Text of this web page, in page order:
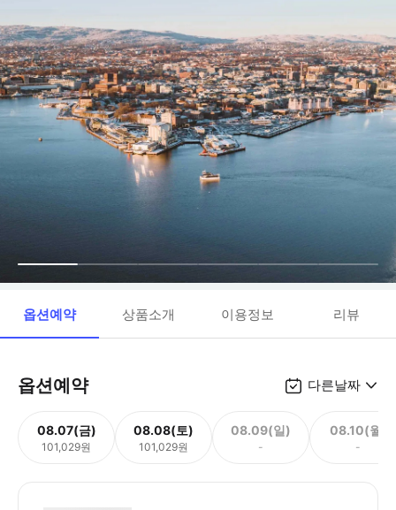
옵션예약 상품소개 이용정보 리뷰
옵션예약 다른날짜
08.07(금)
101,029원
08.08(토)
101,029원
08.09(일)
-
08.10(월)
-